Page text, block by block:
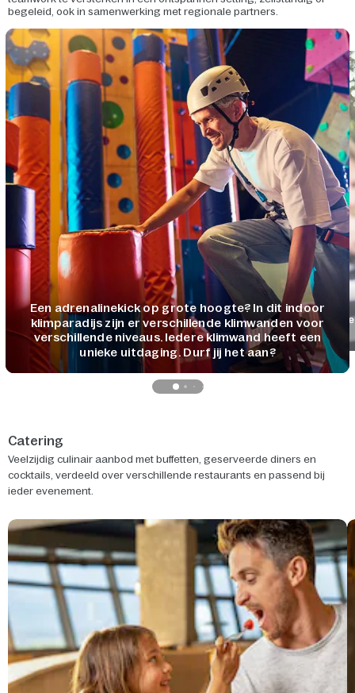
begeleid, ook in samenwerking met regionale partners.
Een adrenalinekick op grote hoogte? In dit indoor
klimparadijs zijn er verschillende klimwanden voor
verschillende niveaus. Iedere klimwand heeft een
unieke uitdaging. Durf jij het aan?
Catering
Veelzijdig culinair aanbod met buffetten, geserveerde diners en
cocktails, verdeeld over verschillende restaurants en passend bij
ieder evenement.